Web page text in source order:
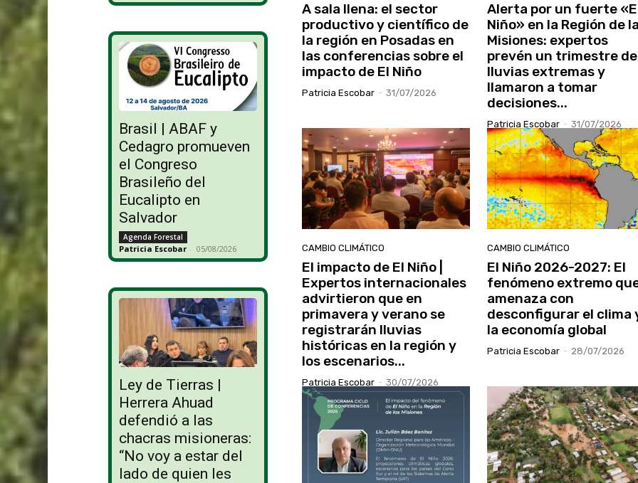
Brasil | ABAF y
Cedagro promueven
el Congreso
Brasileño del
Eucalipto en
Salvador
Agenda Forestal
Patricia Escobar - 05/08/2026
Ley de Tierras |
Herrera Ahuad
defendió a las
chacras misioneras:
“No voy a estar del
lado de quien les
A sala llena: el sector
productivo y científico de
la región en Posadas en
las conferencias sobre el
impacto de El Niño
Patricia Escobar - 31/07/2026
Alerta por un fuerte
Niño» en la Región de
Misiones: expertos
prevén un trimestre de
lluvias extremas y
llamaron a tomar
decisiones...
Patricia Escobar - 31/07/2026
CAMBIO CLIMÁTICO
El impacto de El Niño |
Expertos internacionales
advirtieron que en
primavera y verano se
registrarán lluvias
históricas en la región y
los escenarios...
Patricia Escobar - 30/07/2026
CAMBIO CLIMÁTICO
El Niño 2026-2027: El
fenómeno extremo
amenaza con
desconfigurar el clima
la economía global
Patricia Escobar - 28/07/2026